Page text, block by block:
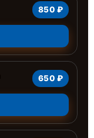
850 ₽
650 ₽